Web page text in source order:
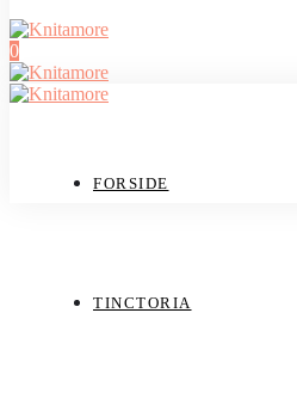
0
FORSIDE
TINCTORIA